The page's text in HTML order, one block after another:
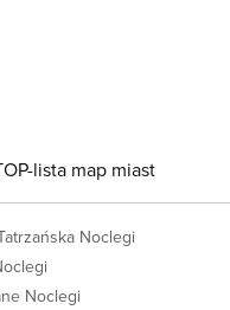
lista map miast
Noclegi
Noclegi